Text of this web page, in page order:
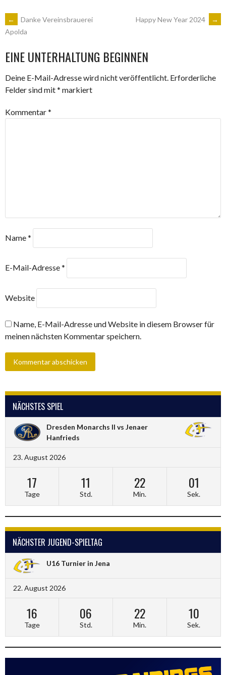
ARTIKEL-
NAVIGATION
←
Danke Vereinsbrauerei
Apolda
Happy New Year 2024 →
EINE UNTERHALTUNG BEGINNEN
Deine E-Mail-Adresse wird nicht veröffentlicht. Erforderliche
Felder sind mit* markiert
Kommentar*
Name*
E-Mail-Adresse*
Website
Name, E-Mail-Adresse und Website in diesem Browser für
meinen nächsten Kommentar speichern.
NÄCHSTES SPIEL
Dresden Monarchs II vs Jenaer
Hanfrieds
23. August 2026
17
Tage
11
Std.
22
Min.
01
Sek.
NÄCHSTER JUGEND-SPIELTAG
U16 Turnier in Jena
22. August 2026
16
Tage
06
Std.
22
Min.
10
Sek.